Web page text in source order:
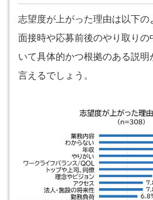
志望度が上がった理由は以下の
面接時や応募前後のやり取りの
いて具体的かつ根拠のある説明
言えるでしょう。